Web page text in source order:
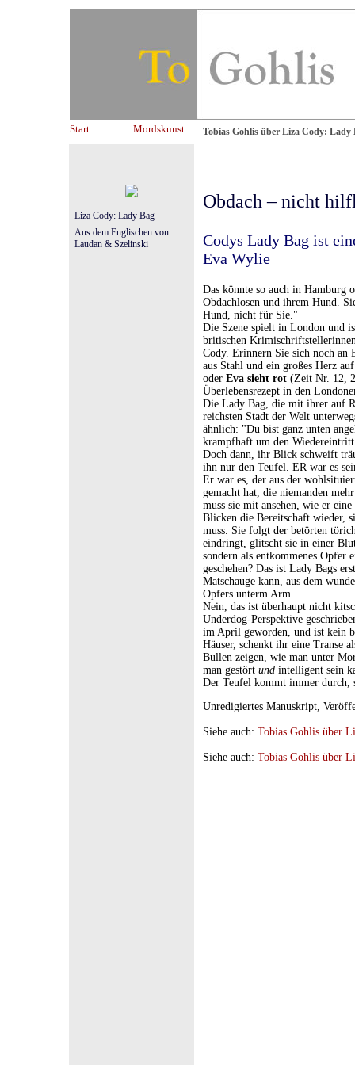
Start Mordskunst Tobias Gohlis über Liza Cody: Lady
Liza Cody: Lady Bag
Aus dem Englischen von
Laudan & Szelinski
Obdach – nicht
Codys Lady Bag ist
Eva Wylie
Das könnte so auch in Hamburg
Obdachlosen und ihrem Hund.
Hund, nicht für Sie."
Die Szene spielt in London und
britischen
Cody. Erinnern Sie sich noch an
aus Stahl und ein großes Herz
oder Eva sieht rot (Zeit Nr. 12,
Überlebensrezept in den
Die Lady Bag, die mit ihrer auf
reichsten Stadt der Welt
ähnlich: "Du bist ganz unten
krampfhaft um den
Doch dann, ihr Blick schweift
ihn nur den Teufel. ER war es
Er war es, der aus der
gemacht hat, die niemanden
muss sie mit ansehen, wie er
Blicken die Bereitschaft wieder,
muss. Sie folgt der betörten
eindringt, glitscht sie in einer
sondern als entkommenes Opfer
geschehen? Das ist Lady Bags
Matschauge kann, aus dem
Opfers unterm Arm.
Nein, das ist überhaupt nicht
Underdog-Perspektive
im April geworden, und ist kein
Häuser, schenkt ihr eine Transe
Bullen zeigen, wie man unter
man gestört und intelligent sein
Der Teufel kommt immer durch,
Unredigiertes Manuskript,
Siehe auch: Tobias Gohlis über
Siehe auch: Tobias Gohlis über